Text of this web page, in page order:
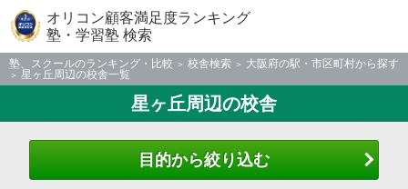
オリコン顧客満足度ランキング
塾・学習塾 検索
塾、スクールのランキング・比較 校舎検索
大阪府の駅・市区町村から探す
星ヶ丘周辺の校舎一覧
星ヶ丘周辺の校舎
目的から絞り込む